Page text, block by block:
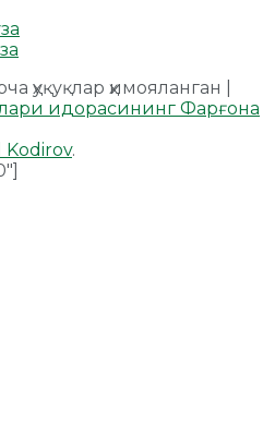
ҳуқуқлар ҳимояланган |
идорасининг Фарғона
Kodirov.